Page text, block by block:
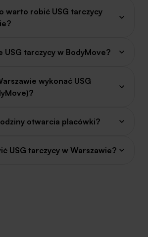
warto robić USG tarczycy
USG tarczycy w BodyMove?
wykonać USG
otwarcia placówki?
USG tarczycy w Warszawie?